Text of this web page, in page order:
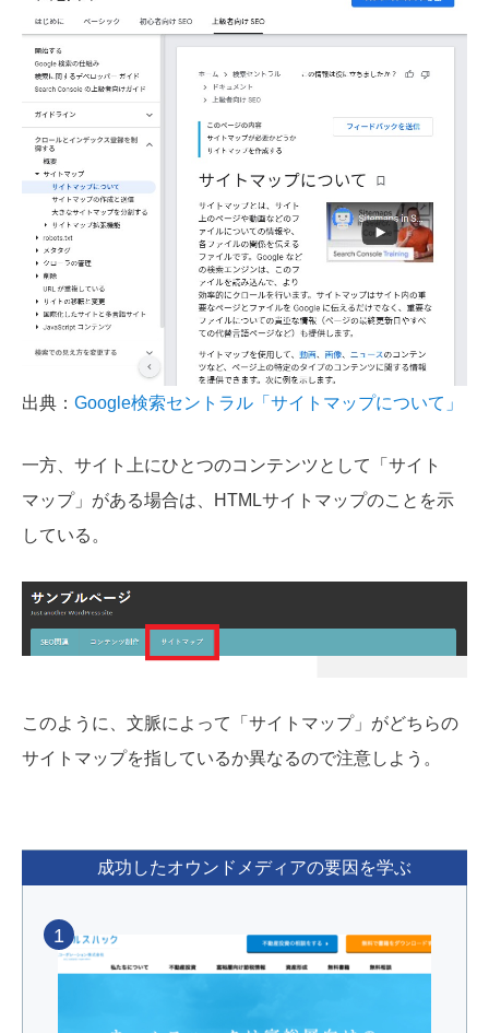
出典： Google検索セントラル「サイトマップについて」
一方、サイト上にひとつのコンテンツとして「サイト
マップ」がある場合は、HTMLサイトマップのことを示
している。
このように、文脈によって「サイトマップ」がどちらの
サイトマップを指しているか異なるので注意しよう。
成功したオウンドメディアの要因を学ぶ
1